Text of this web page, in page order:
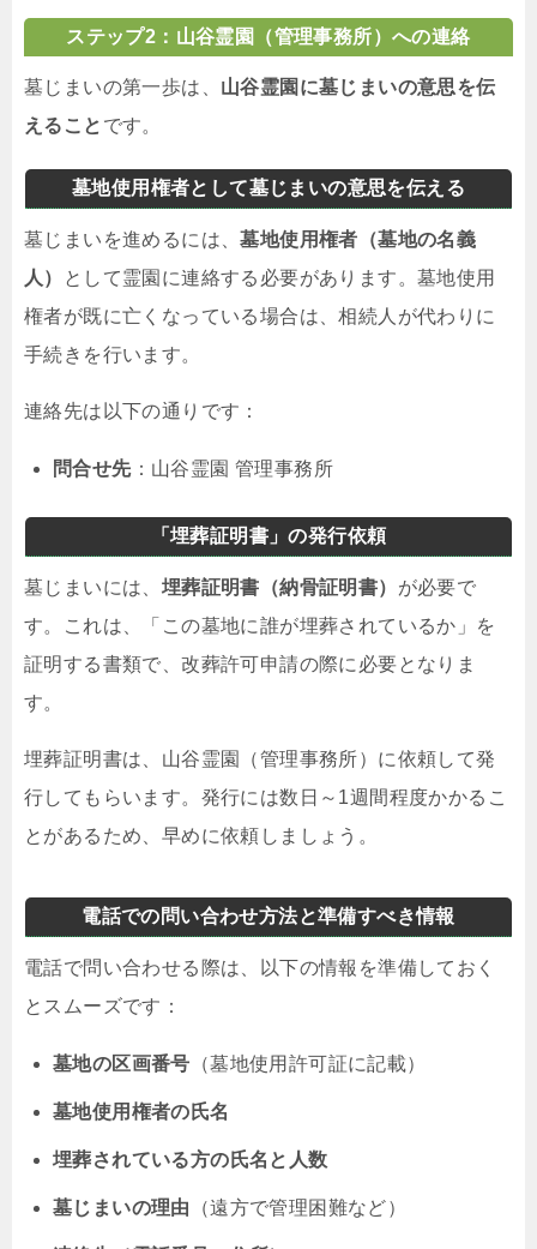
ステップ2：山谷霊園（管理事務所）への連絡
墓じまいの第一歩は、 山谷霊園に墓じまいの意思を伝
えること です。
墓地使用権者として墓じまいの意思を伝える
墓じまいを進めるには、墓地使用権者（墓地の名義
人）
として霊園に連絡する必要があります。墓地使用
権者が既に亡くなっている場合は、相続人が代わりに
手続きを行います。
連絡先は以下の通りです：
問合せ先：山谷霊園 管理事務所
「埋葬証明書」の発行依頼
墓じまいには、 埋葬証明書（納骨証明書） が必要で
す。これは、「この墓地に誰が埋葬されているか」を
証明する書類で、改葬許可申請の際に必要となりま
す。
埋葬証明書は、山谷霊園（管理事務所）に依頼して発
行してもらいます。発行には数日～1週間程度かかるこ
とがあるため、早めに依頼しましょう。
電話での問い合わせ方法と準備すべき情報
電話で問い合わせる際は、以下の情報を準備しておく
とスムーズです：
墓地の区画番号 （墓地使用許可証に記載）
墓地使用権者の氏名
埋葬されている方の氏名と人数
墓じまいの理由 （遠方で管理困難など）